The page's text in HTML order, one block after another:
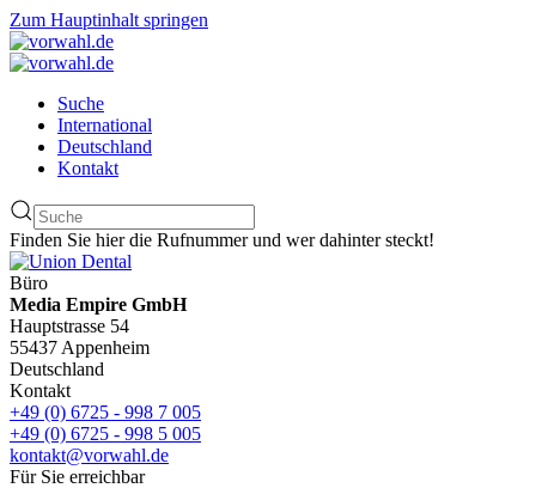
Zum Hauptinhalt springen
Suche
International
Deutschland
Kontakt
Finden Sie hier die Rufnummer und wer dahinter steckt!
Büro
Media Empire GmbH
Hauptstrasse 54
55437 Appenheim
Deutschland
Kontakt
+49 (0) 6725 - 998 7 005
+49 (0) 6725 - 998 5 005
kontakt@vorwahl.de
Für Sie erreichbar